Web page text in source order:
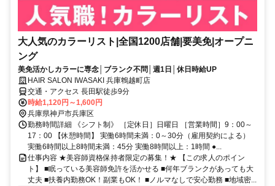
大人気のカラーリスト|全国1200店舗|要美免|オープニ
ング
美免活かしカラーに専念│ブランク不問│週1日│休日時給UP
HAIR SALON IWASAKI 兵庫鵯越町店
交通・アクセス 長田駅徒歩9分
時給1,120円～1,600円
兵庫県神戸市兵庫区
勤務時間詳細 《シフト制》 ［定休日］日曜日 ［営業時間］9：00～
17：00 【休憩時間】 実働6時間未満：0～30分（雇用契約による）
実働6時間以上8時間未満：45分 実働8時間以上：1時間 ●...
仕事内容 ★美容師資格保持者限定の募集！★ 【この求人のポイン
ト】 ■眠っている美容師免許を活かせる ■何年ブランクがあっても大
丈夫 ■扶養内勤務OK！副業もOK！ ■ノルマなしで安心勤務 ■地域密...